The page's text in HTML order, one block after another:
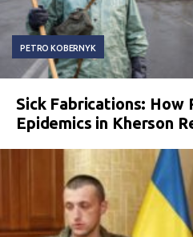
PETRO KOBERNYK
Sick Fabrications: How
Epidemics in Kherson